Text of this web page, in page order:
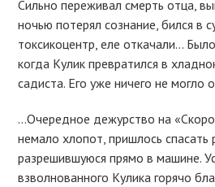
Сильно переживал смерть отца,
ночью потерял сознание, бился в
токсикоцентр, еле откачали…
когда Кулик превратился в
садиста. Его уже ничего не могло
…Очередное дежурство на
немало хлопот, пришлось спасать
разрешившуюся прямо в машине.
взволнованного Кулика горячо